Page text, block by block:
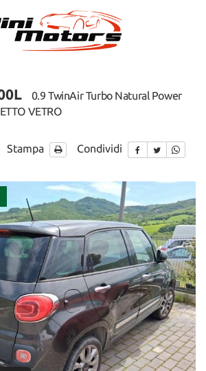
0.9 TwinAir Turbo Natural Power
VETRO
Stampa Condividi
neopatentati